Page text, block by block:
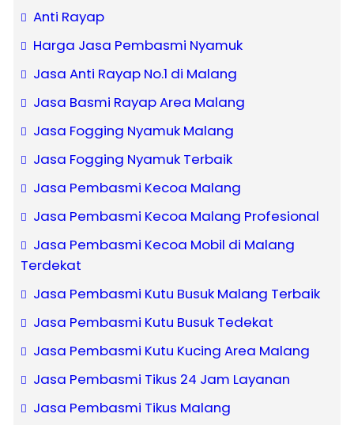
Anti Rayap
Harga Jasa Pembasmi Nyamuk
Jasa Anti Rayap No.1 di Malang
Jasa Basmi Rayap Area Malang
Jasa Fogging Nyamuk Malang
Jasa Fogging Nyamuk Terbaik
Jasa Pembasmi Kecoa Malang
Jasa Pembasmi Kecoa Malang Profesional
Jasa Pembasmi Kecoa Mobil di Malang
Terdekat
Jasa Pembasmi Kutu Busuk Malang Terbaik
Jasa Pembasmi Kutu Busuk Tedekat
Jasa Pembasmi Kutu Kucing Area Malang
Jasa Pembasmi Tikus 24 Jam Layanan
Jasa Pembasmi Tikus Malang